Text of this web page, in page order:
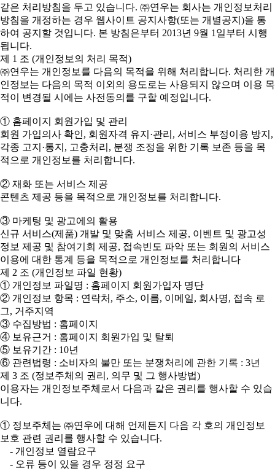
같은 처리방침을 두고 있습니다. ㈜연우는 회사는 개인정보처리
방침을 개정하는 경우 웹사이트 공지사항(또는 개별공지)을 통
하여 공지할 것입니다. 본 방침은부터 2013년 9월 1일부터 시행
됩니다.
제 1 조 (개인정보의 처리 목적)
㈜연우는 개인정보를 다음의 목적을 위해 처리합니다. 처리한 개
인정보는 다음의 목적 이외의 용도로는 사용되지 않으며 이용 목
적이 변경될 시에는 사전동의를 구할 예정입니다.
① 홈페이지 회원가입 및 관리
회원 가입의사 확인, 회원자격 유지·관리, 서비스 부정이용 방지,
각종 고지·통지, 고충처리, 분쟁 조정을 위한 기록 보존 등을 목
적으로 개인정보를 처리합니다.
② 재화 또는 서비스 제공
콘텐츠 제공 등을 목적으로 개인정보를 처리합니다.
③ 마케팅 및 광고에의 활용
신규 서비스(제품) 개발 및 맞춤 서비스 제공, 이벤트 및 광고성
정보 제공 및 참여기회 제공, 접속빈도 파악 또는 회원의 서비스
이용에 대한 통계 등을 목적으로 개인정보를 처리합니다
제 2 조 (개인정보 파일 현황)
① 개인정보 파일명 : 홈페이지 회원가입자 명단
② 개인정보 항목 : 연락처, 주소, 이름, 이메일, 회사명, 접속 로
그, 거주지역
③ 수집방법 : 홈페이지
④ 보유근거 : 홈페이지 회원가입 및 탈퇴
⑤ 보유기간 : 10년
⑥ 관련법령 : 소비자의 불만 또는 분쟁처리에 관한 기록 : 3년
제 3 조 (정보주체의 권리, 의무 및 그 행사방법)
이용자는 개인정보주체로서 다음과 같은 권리를 행사할 수 있습
니다.
① 정보주체는 ㈜연우에 대해 언제든지 다음 각 호의 개인정보
보호 관련 권리를 행사할 수 있습니다.
- 개인정보 열람요구
- 오류 등이 있을 경우 정정 요구